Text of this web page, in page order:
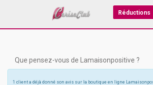
Réductions
Que pensez-vous de Lamaisonpositive ?
1 client a déjà donné son avis sur la boutique en ligne